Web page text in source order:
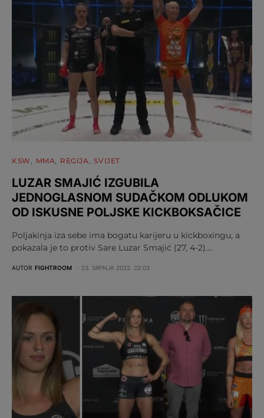
KSW MMA REGIJA SVIJET
LUZAR SMAJIĆ IZGUBILA
JEDNOGLASNOM SUDAČKOM ODLUKOM
OD ISKUSNE POLJSKE KICKBOKSAČICE
Poljakinja iza sebe ima bogatu karijeru u kickboxingu, a
pokazala je to protiv Sare Luzar Smajić (27, 4-2).…
AUTOR FIGHTROOM 23. SRPNJA 2022. 22:03